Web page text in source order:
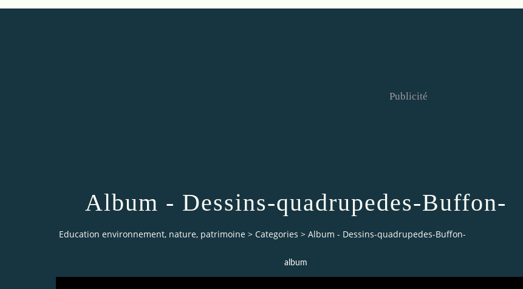
Publicité
Album - Dessins-quadrupedes-Buffon-
Education environnement, nature, patrimoine > Categories > Album - Dessins-quadrupedes-Buffon-
album